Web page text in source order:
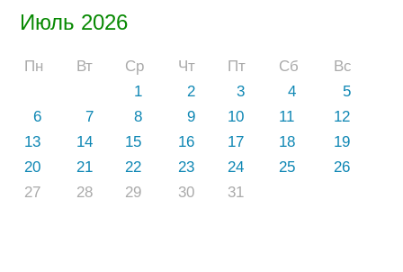
Июль 2026
Пн Вт Ср Чт Пт Сб
Вс
1
2 3 4
5
6
7 8 9 10 11
12
13
14 15 16 17 18
19
20
21 22 23 24 25
26
27
28 29 30 31